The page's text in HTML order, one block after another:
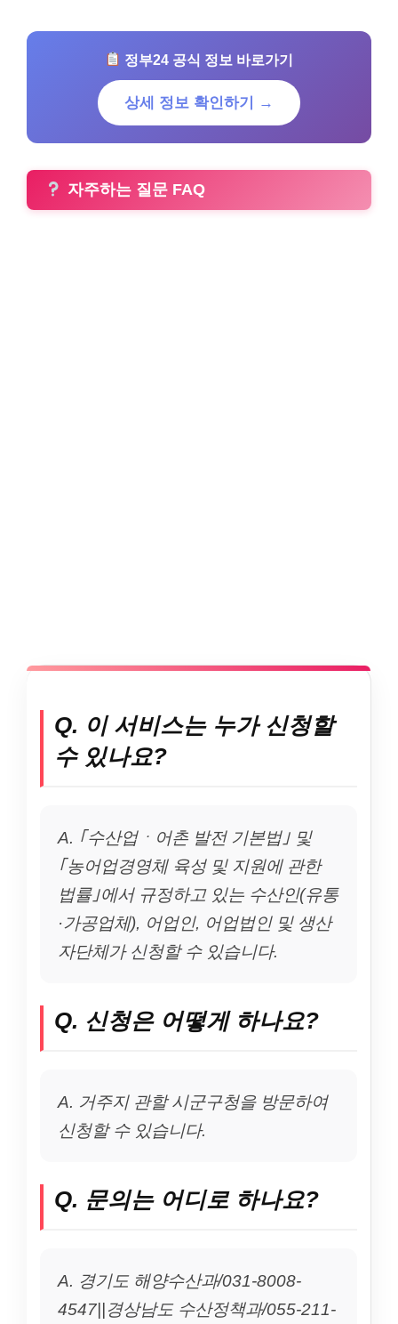
정부24 공식 정보 바로가기
상세 정보 확인하기 →
자주하는 질문 FAQ
Q. 이 서비스는 누가 신청할
수 있나요?
A. ｢수산업ㆍ어촌 발전 기본법｣ 및
｢농어업경영체 육성 및 지원에 관한
법률｣에서 규정하고 있는 수산인(유통
·가공업체), 어업인, 어업법인 및 생산
자단체가 신청할 수 있습니다.
Q. 신청은 어떻게 하나요?
A. 거주지 관할 시군구청을 방문하여
신청할 수 있습니다.
Q. 문의는 어디로 하나요?
A. 경기도 해양수산과/031-8008-
4547||경상남도 수산정책과/055-211-